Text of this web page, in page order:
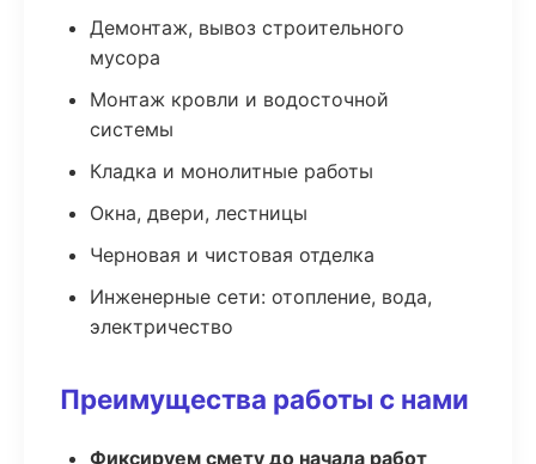
Демонтаж, вывоз строительного
мусора
Монтаж кровли и водосточной
системы
Кладка и монолитные работы
Окна, двери, лестницы
Черновая и чистовая отделка
Инженерные сети: отопление, вода,
электричество
Преимущества работы с нами
Фиксируем смету до начала работ